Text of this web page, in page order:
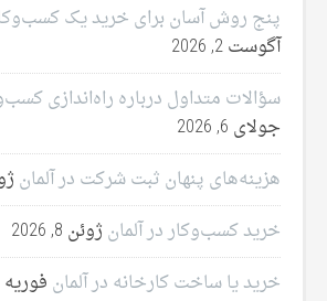
پنج روش آسان برای خرید یک
آگوست 2, 2026
سؤالات متداول درباره راه‌اندازی
جولای 6, 2026
هزینه‌های پنهان ثبت شرکت در آلمان
خرید کسب‌وکار در آلمان ژوئن 8, 2026
خرید یا ساخت کارخانه در آلمان فوریه 13, 2026